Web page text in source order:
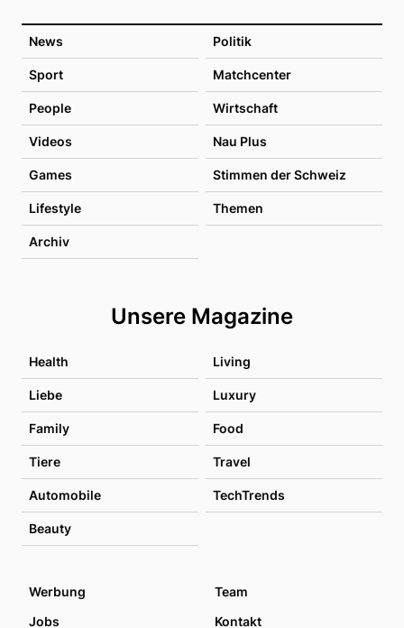
News Politik
Sport Matchcenter
People Wirtschaft
Videos Nau Plus
Games Stimmen der Schweiz
Lifestyle Themen
Archiv
Unsere Magazine
Health Living
Liebe Luxury
Family Food
Tiere Travel
Automobile TechTrends
Beauty
Werbung
Team
Jobs
Kontakt